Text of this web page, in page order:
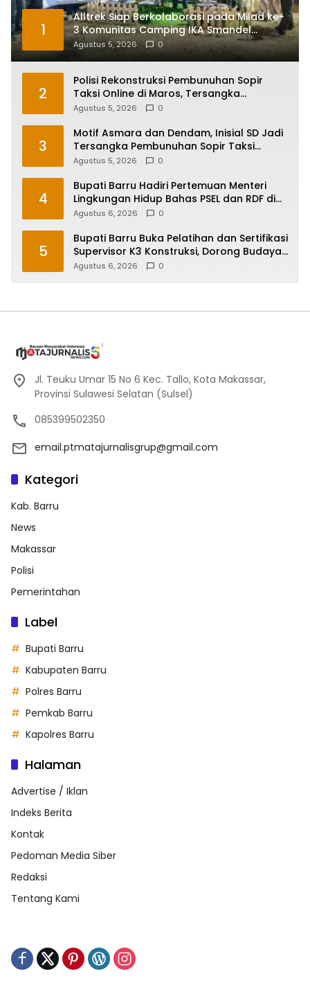
1
Alltrek Siap Berkolaborasi pada Milad ke-
3 Komunitas Camping IKA Smandel
Makassar di Malino
Agustus 5, 2026 0
2
Polisi Rekonstruksi Pembunuhan Sopir
Taksi Online di Maros, Tersangka
Peragakan 24 Adegan
Agustus 5, 2026 0
3
Motif Asmara dan Dendam, Inisial SD Jadi
Tersangka Pembunuhan Sopir Taksi
Online di Maros
Agustus 5, 2026 0
4
Bupati Barru Hadiri Pertemuan Menteri
Lingkungan Hidup Bahas PSEL dan RDF di
Sulsel
Agustus 6, 2026 0
5
Bupati Barru Buka Pelatihan dan Sertifikasi
Supervisor K3 Konstruksi, Dorong Budaya
Zero Accident
Agustus 6, 2026 0
Jl. Teuku Umar 15 No 6 Kec. Tallo, Kota Makassar,
Provinsi Sulawesi Selatan (Sulsel)
085399502350
email.ptmatajurnalisgrup@gmail.com
Kategori
Kab. Barru
News
Makassar
Polisi
Pemerintahan
Label
Bupati Barru
Kabupaten Barru
Polres Barru
Pemkab Barru
Kapolres Barru
Halaman
Advertise / Iklan
Indeks Berita
Kontak
Pedoman Media Siber
Redaksi
Tentang Kami